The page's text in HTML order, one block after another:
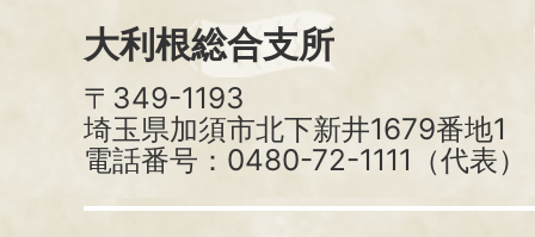
大利根総合支所
〒349-1193
埼玉県加須市北下新井1679番地1
電話番号：0480-72-1111（代表）